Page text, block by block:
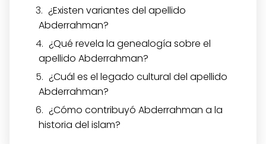
¿Existen variantes del apellido
Abderrahman?
¿Qué revela la genealogía sobre el
apellido Abderrahman?
¿Cuál es el legado cultural del apellido
Abderrahman?
¿Cómo contribuyó Abderrahman a la
historia del islam?